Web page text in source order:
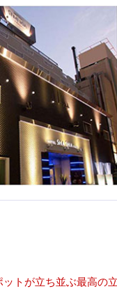
トが立ち並ぶ最高の立